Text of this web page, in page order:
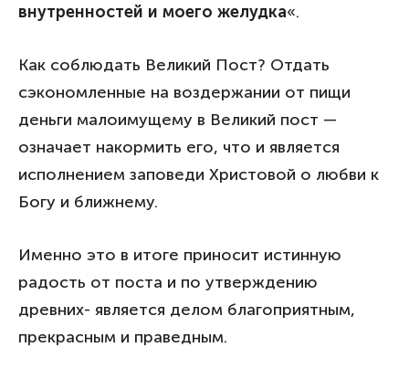
внутренностей и моего желудка«.
Как соблюдать Великий Пост? Отдать
сэкономленные на воздержании от пищи
деньги малоимущему в Великий пост —
означает накормить его, что и является
исполнением заповеди Христовой о любви к
Богу и ближнему.
Именно это в итоге приносит истинную
радость от поста и по утверждению
древних- является делом благоприятным,
прекрасным и праведным.